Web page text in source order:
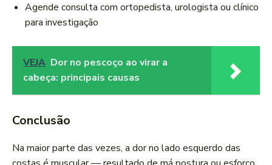
Agende consulta com ortopedista, urologista ou clínico
para investigação
VEJA Dor no pescoço ao virar a
cabeça: principais causas
Conclusão
Na maior parte das vezes, a dor no lado esquerdo das